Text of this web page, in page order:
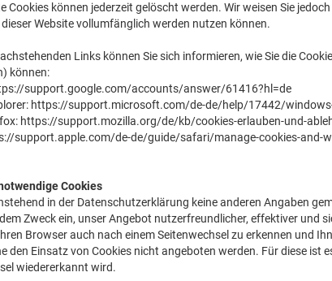
Cookies können jederzeit gelöscht werden. Wir weisen Sie
Website vollumfänglich werden nutzen können.
Links können Sie sich informieren, wie Sie die
können:
support.google.com/accounts/answer/61416?hl=de
https://support.microsoft.com/de-de/help/17442/
https://support.mozilla.org/de/kb/cookies-erlauben-und-
support.apple.com/de-de/guide/safari/manage-cookies-and-
Cookies
in der Datenschutzerklärung keine anderen Angaben
Zweck ein, unser Angebot nutzerfreundlicher, effektiver und
Browser auch nach einem Seitenwechsel zu erkennen und
den Einsatz von Cookies nicht angeboten werden. Für diese ist
wiedererkannt wird.